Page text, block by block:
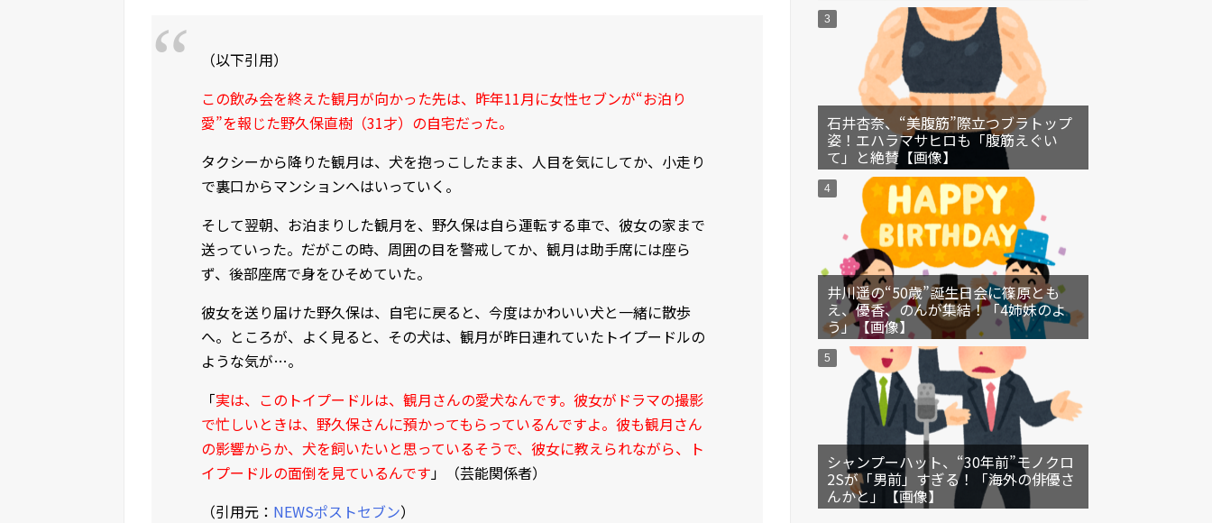
（以下引用）
この飲み会を終えた観月が向かった先は、昨年11月に女性セブンが“お泊り
愛”を報じた野久保直樹（31才）の自宅だった。
タクシーから降りた観月は、犬を抱っこしたまま、人目を気にしてか、小走り
で裏口からマンションへはいっていく。
そして翌朝、お泊まりした観月を、野久保は自ら運転する車で、彼女の家まで
送っていった。だがこの時、周囲の目を警戒してか、観月は助手席には座ら
ず、後部座席で身をひそめていた。
彼女を送り届けた野久保は、自宅に戻ると、今度はかわいい犬と一緒に散歩
へ。ところが、よく見ると、その犬は、観月が昨日連れていたトイプードルの
ような気が…。
「実は、このトイプードルは、観月さんの愛犬なんです。彼女がドラマの撮影
で忙しいときは、野久保さんに預かってもらっているんですよ。彼も観月さん
の影響からか、犬を飼いたいと思っているそうで、彼女に教えられながら、ト
イプードルの面倒を見ているんです 」（芸能関係者）
（引用元： NEWSポストセブン）
石井杏奈、“美腹筋”際立つブラトップ
姿！エハラマサヒロも「腹筋えぐい
て」と絶賛【画像】
井川遥の“50歳”誕生日会に篠原とも
え、優香、のんが集結！「4姉妹のよ
う」【画像】
シャンプーハット、“30年前”モノクロ
2Sが「男前」すぎる！「海外の俳優さ
んかと」【画像】